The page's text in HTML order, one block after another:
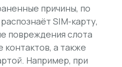
причины, по
SIM-карту,
повреждения слота
контактов, а также
Например, при